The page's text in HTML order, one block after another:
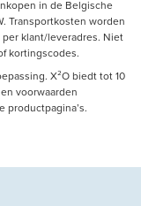
in de Belgische
Transportkosten worden
klant/leveradres. Niet
kortingscodes.
X²O biedt tot 10
voorwaarden
productpagina’s.